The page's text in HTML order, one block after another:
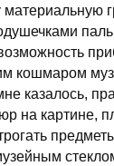
кошмаром
казалось,
на